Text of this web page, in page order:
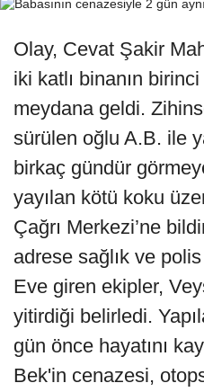
Olay, Cevat Şakir
iki katlı binanın
meydana geldi.
sürülen oğlu A.B. ile
birkaç gündür
yayılan kötü koku
Çağrı Merkezi’ne
adrese sağlık ve
Eve giren ekipler,
yitirdiği belirledi.
gün önce hayatını
Bek'in cenazesi,